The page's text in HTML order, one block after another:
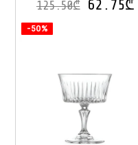
125.50₾ 62.75₾
-50%